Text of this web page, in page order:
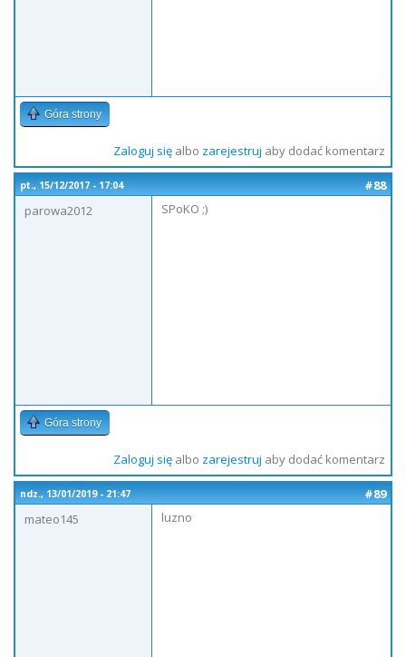
Góra strony
Zaloguj sięalbo zarejestruj aby dodać komentarz
pt., 15/12/2017 - 17:04
#88
parowa2012
SPoKO ;)
Góra strony
Zaloguj sięalbo zarejestruj aby dodać komentarz
ndz., 13/01/2019 - 21:47
#89
mateo145
luzno